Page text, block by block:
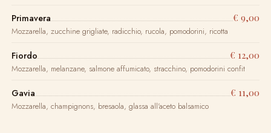
Primavera € 9,00
Mozzarella, zucchine grigliate, radicchio, rucola, pomodorini, ricotta
Fiordo € 12,00
Mozzarella, melanzane, salmone affumicato, stracchino, pomodorini confit
Gavia € 11,00
Mozzarella, champignons, bresaola, glassa all'aceto balsamico